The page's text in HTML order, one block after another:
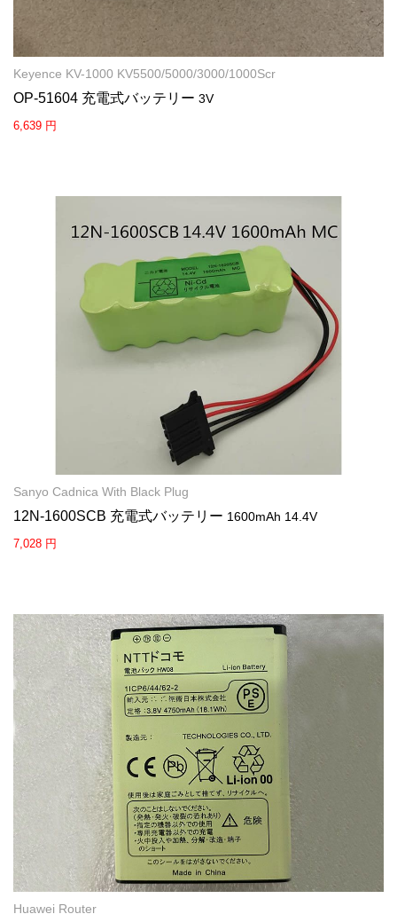
Keyence KV-1000 KV5500/5000/3000/1000Scr
OP-51604 充電式バッテリー 3V
6,639 円
Sanyo Cadnica With Black Plug
12N-1600SCB 充電式バッテリー 1600mAh 14.4V
7,028 円
Huawei Router